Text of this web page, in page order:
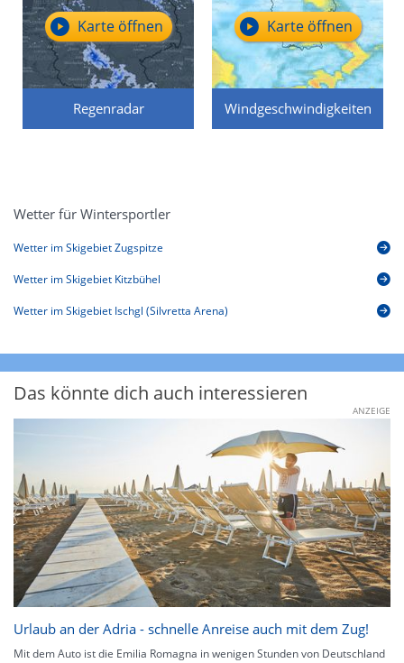
Regenradar
Karte öffnen
Windgeschwindigkeiten
Karte öffnen
Wetter für Wintersportler
Wetter im Skigebiet Zugspitze
Wetter im Skigebiet Kitzbühel
Wetter im Skigebiet Ischgl (Silvretta Arena)
Das könnte dich auch interessieren
ANZEIGE
Urlaub an der Adria - schnelle Anreise auch mit dem Zug!
Mit dem Auto ist die Emilia Romagna in wenigen Stunden von Deutschland